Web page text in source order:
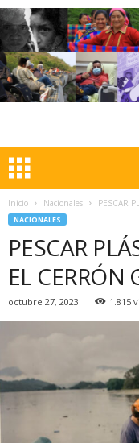
Inicio Nacionales PESCAR
NACIONALES
PESCAR
EL CERRÓN
octubre 27, 2023 1.815